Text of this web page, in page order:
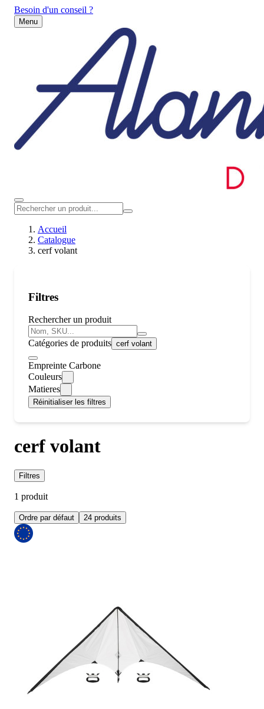
Besoin d'un conseil ?
Menu
Accueil
Catalogue
cerf volant
Filtres
Rechercher un produit
Catégories de produits cerf volant
Empreinte Carbone
Couleurs
Matieres
Réinitialiser les filtres
cerf volant
Filtres
1 produit
Ordre par défaut 24 produits